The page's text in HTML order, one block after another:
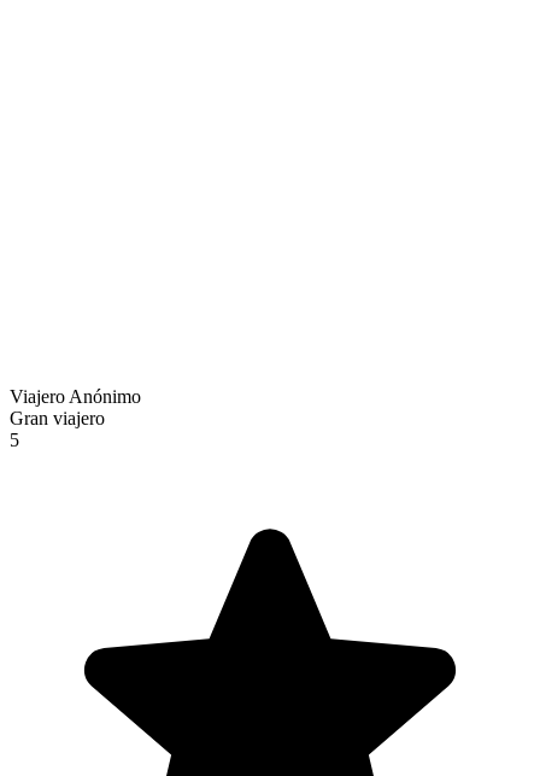
Viajero Anónimo
Gran viajero
5